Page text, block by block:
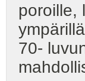
poroille,
70-